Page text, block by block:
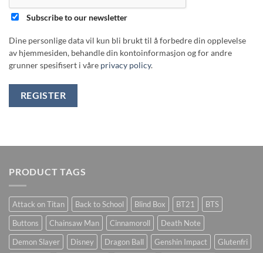
Subscribe to our newsletter
Dine personlige data vil kun bli brukt til å forbedre din opplevelse
av hjemmesiden, behandle din kontoinformasjon og for andre
grunner spesifisert i våre privacy policy.
REGISTER
PRODUCT TAGS
Attack on Titan Back to School Blind Box BT21
BTS
Buttons
Chainsaw Man Cinnamoroll
Death Note
Demon Slayer
Disney Dragon Ball Genshin Impact
Glutenfri